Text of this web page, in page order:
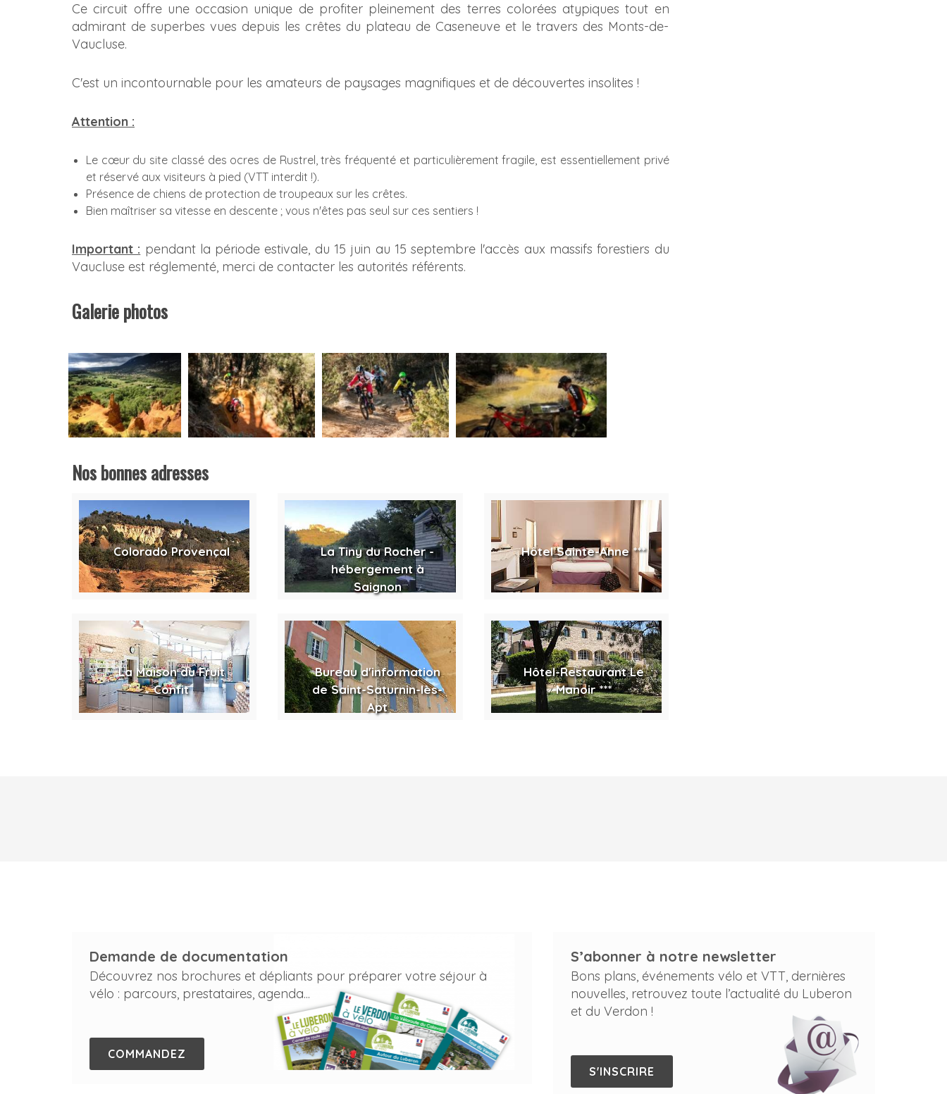
Ce circuit offre une occasion unique de profiter pleinement des terres colorées atypiques tout en
admirant de superbes vues depuis les crêtes du plateau de Caseneuve et le travers des Monts-de-
Vaucluse.
C'est un incontournable pour les amateurs de paysages magnifiques et de découvertes insolites !
Attention :
Le cœur du site classé des ocres de Rustrel, très fréquenté et particulièrement fragile, est essentiellement privé
et réservé aux visiteurs à pied (VTT interdit !).
Présence de chiens de protection de troupeaux sur les crêtes.
Bien maîtriser sa vitesse en descente ; vous n'êtes pas seul sur ces sentiers !
Important : pendant la période estivale, du 15 juin au 15 septembre l'accès aux massifs forestiers du
Vaucluse est réglementé, merci de contacter les autorités référents.
Galerie photos
Nos bonnes adresses
Colorado Provençal
La Tiny du Rocher -
hébergement à
Saignon
Hôtel Sainte-Anne ***
La Maison du Fruit
Confit
Bureau d'information
de Saint-Saturnin-lès-
Apt
Hôtel-Restaurant Le
Manoir ***
Demande de documentation
Découvrez nos brochures et dépliants pour préparer votre séjour à
vélo : parcours, prestataires, agenda...
COMMANDEZ
S’abonner à notre newsletter
Bons plans, événements vélo et VTT, dernières
nouvelles, retrouvez toute l’actualité du Luberon
et du Verdon !
S'INSCRIRE